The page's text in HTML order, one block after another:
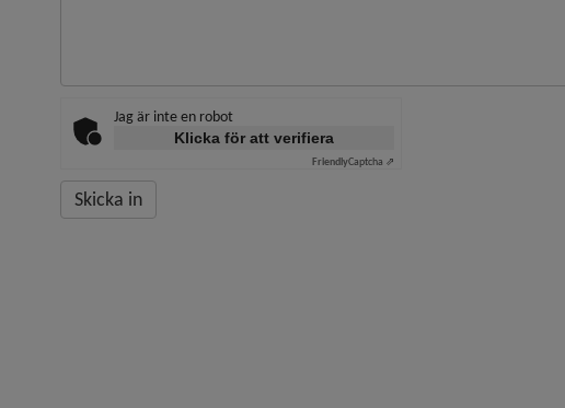
Jag är inte en robot
Klicka för att verifiera
FriendlyCaptcha ⇗